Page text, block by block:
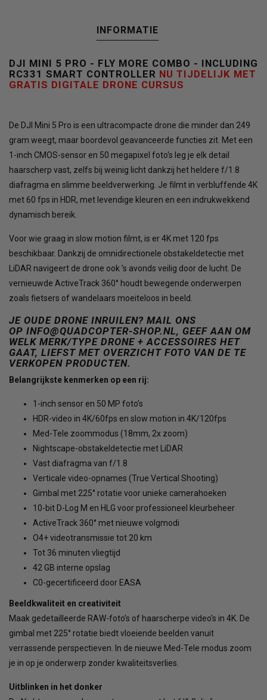
INFORMATIE
DJI MINI 5 PRO - FLY MORE COMBO - INCLUDING
RC331 SMART CONTROLLER NU TIJDELIJK MET
GRATIS DIGITALE DRONE CURSUS
De DJI Mini 5 Pro is een ultracompacte drone die minder dan 249
gram weegt, maar boordevol geavanceerde functies zit. Met een
1-inch CMOS-sensor en 50 megapixel foto's leg je elk detail
haarscherp vast, zelfs bij weinig licht dankzij het heldere f/1.8
diafragma en slimme beeldverwerking. Je filmt in verbluffende 4K
met 60 fps in HDR, met levendige kleuren en een indrukwekkend
dynamisch bereik.
Voor wie graag in slow motion filmt, is er 4K met 120 fps
beschikbaar. Dankzij de omnidirectionele obstakeldetectie met
LiDAR navigeert de drone ook ’s avonds veilig door de lucht. De
vernieuwde ActiveTrack 360° houdt bewegende onderwerpen
zoals fietsers of wandelaars moeiteloos in beeld.
JE OUDE DRONE INRUILEN? MAIL ONS
OP INFO@QUADCOPTER-SHOP.NL, GEEF AAN OM
WELK MERK/TYPE DRONE + ACCESSOIRES HET
GAAT, LIEFST MET OVERZICHT FOTO VAN DE TE
VERKOPEN PRODUCTEN.
Belangrijkste kenmerken op een rij:
1-inch sensor en 50 MP foto’s
HDR-video in 4K/60fps en slow motion in 4K/120fps
Med-Tele zoommodus (18mm, 2x zoom)
Nightscape-obstakeldetectie met LiDAR
Vast diafragma van f/1.8
Verticale video-opnames (True Vertical Shooting)
Gimbal met 225° rotatie voor unieke camerahoeken
10-bit D-Log M en HLG voor professioneel kleurbeheer
ActiveTrack 360° met nieuwe volgmodi
O4+ videotransmissie tot 20 km
Tot 36 minuten vliegtijd
42 GB interne opslag
C0-gecertificeerd door EASA
Beeldkwaliteit en creativiteit
Maak gedetailleerde RAW-foto’s of haarscherpe video's in 4K. De
gimbal met 225° rotatie biedt vloeiende beelden vanuit
verrassende perspectieven. In de nieuwe Med-Tele modus zoom
je in op je onderwerp zonder kwaliteitsverlies.
Uitblinken in het donker